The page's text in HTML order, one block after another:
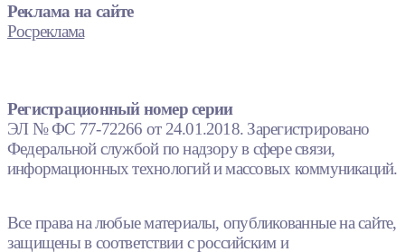
Реклама на сайте
Росреклама
Регистрационный номер серии
ЭЛ № ФС 77-72266 от 24.01.2018. Зарегистрировано
Федеральной службой по надзору в сфере связи,
информационных технологий и массовых коммуникаций.
Все права на любые материалы, опубликованные на сайте,
защищены в соответствии с российским и